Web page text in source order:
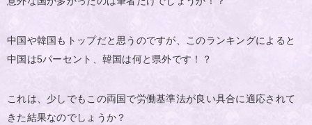
中国や韓国もトップだと思うのですが、このランキングによると
中国は5パーセント、韓国は何と県外です！？
これは、少しでもこの両国で労働基準法が良い具合に適応されて
きた結果なのでしょうか？